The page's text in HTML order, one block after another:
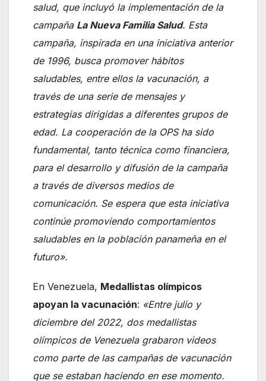
salud, que incluyó la implementación de la
campaña La Nueva Familia Salud. Esta
campaña, inspirada en una iniciativa anterior
de 1996, busca promover hábitos
saludables, entre ellos la vacunación, a
través de una serie de mensajes y
estrategias dirigidas a diferentes grupos de
edad. La cooperación de la OPS ha sido
fundamental, tanto técnica como financiera,
para el desarrollo y difusión de la campaña
a través de diversos medios de
comunicación. Se espera que esta iniciativa
continúe promoviendo comportamientos
saludables en la población panameña en el
futuro».
En Venezuela, Medallistas olímpicos
apoyan la vacunación: «Entre julio y
diciembre del 2022, dos medallistas
olímpicos de Venezuela grabaron videos
como parte de las campañas de vacunación
que se estaban haciendo en ese momento.